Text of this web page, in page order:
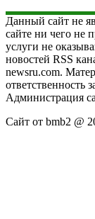
Данный сайт не
сайте ни чего не
услуги не
новостей RSS
newsru.com.
ответственность
Администрация
Сайт от bmb2 @